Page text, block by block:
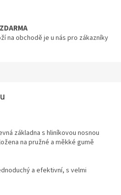
na obchodě je u nás pro zákazníky
základna s hliníkovou nosnou
na pružné a měkké gumě
a efektivní, s velmi